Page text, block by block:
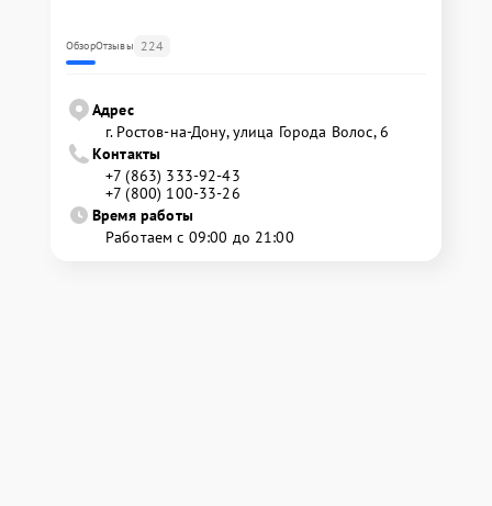
ОбзорОтзывы 224
Адрес
г. Ростов-на-Дону, улица Города Волос, 6
Контакты
+7 (863) 333-92-43
+7 (800) 100-33-26
Время работы
Работаем с 09:00 до 21:00